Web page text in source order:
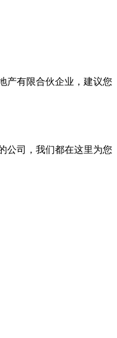
产有限合伙企业，建议您
公司，我们都在这里为您